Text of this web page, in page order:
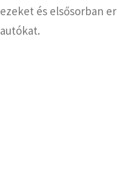
ezeket és elsősorban
autókat.